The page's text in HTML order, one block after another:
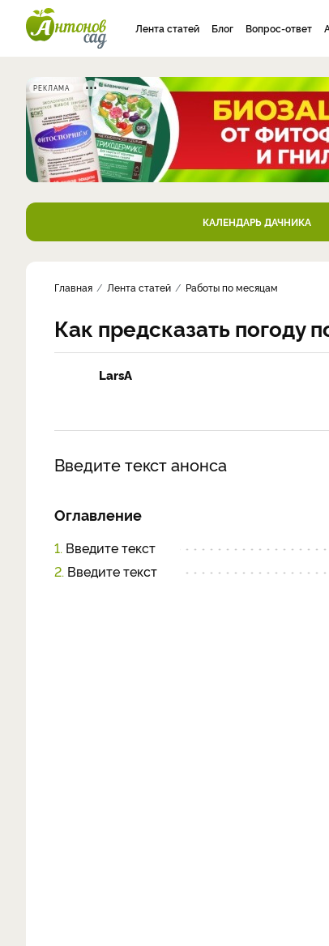
Лента статей Блог Вопрос-ответ
РЕКЛАМА
КАЛЕНДАРЬ ДАЧНИКА
Главная Лента статей Работы по месяцам
Как предсказать погоду
LarsA
Введите текст анонса
Оглавление
1. Введите текст
2. Введите текст